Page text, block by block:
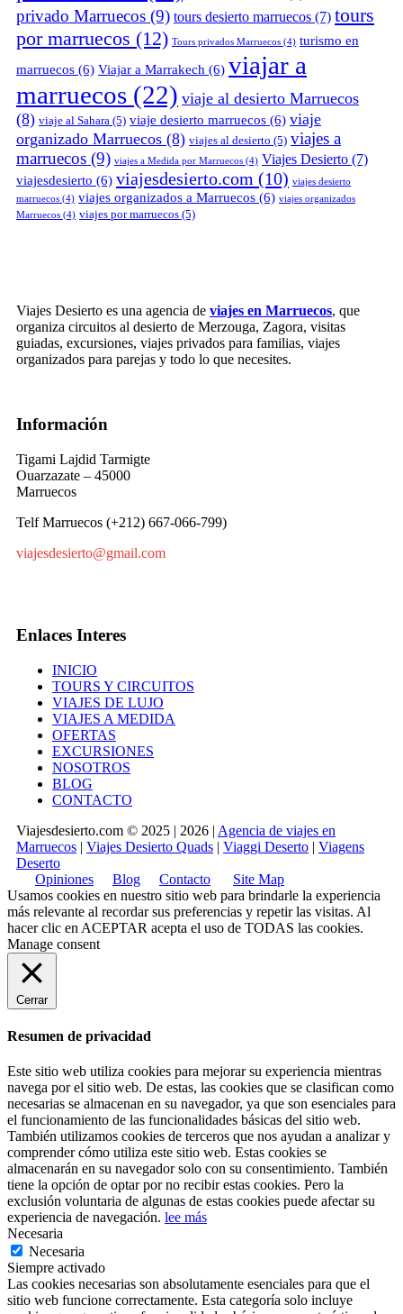
privado Marruecos (9) tours desierto marruecos (7) tours
por marruecos (12) Tours privados Marruecos (4) turismo en
marruecos (6) Viajar a Marrakech (6) viajar a
marruecos (22) viaje al desierto Marruecos
(8) viaje al Sahara (5) viaje desierto marruecos (6) viaje
organizado Marruecos (8) viajes al desierto (5) viajes a
marruecos (9) viajes a Medida por Marruecos (4) Viajes Desierto (7)
viajesdesierto (6) viajesdesierto.com (10) viajes desierto
marruecos (4) viajes organizados a Marruecos (6) viajes organizados
Marruecos (4) viajes por marruecos (5)
Viajes Desierto es una agencia de viajes en Marruecos, que
organiza circuitos al desierto de Merzouga, Zagora, visitas
guiadas, excursiones, viajes privados para familias, viajes
organizados para parejas y todo lo que necesites.
Información
Tigami Lajdid Tarmigte
Ouarzazate – 45000
Marruecos
Telf Marruecos (+212) 667-066-799)
viajesdesierto@gmail.com
Enlaces Interes
INICIO
TOURS Y CIRCUITOS
VIAJES DE LUJO
VIAJES A MEDIDA
OFERTAS
EXCURSIONES
NOSOTROS
BLOG
CONTACTO
Viajesdesierto.com © 2025 | 2026 | Agencia de viajes en
Marruecos | Viajes Desierto Quads | Viaggi Deserto | Viagens
Deserto
Opiniones
Blog Contacto
Site Map
Usamos cookies en nuestro sitio web para brindarle la experiencia
más relevante al recordar sus preferencias y repetir las visitas. Al
hacer clic en ACEPTAR acepta el uso de TODAS las cookies.
Manage consent
Cerrar
Resumen de privacidad
Este sitio web utiliza cookies para mejorar su experiencia mientras
navega por el sitio web. De estas, las cookies que se clasifican como
necesarias se almacenan en su navegador, ya que son esenciales para
el funcionamiento de las funcionalidades básicas del sitio web.
También utilizamos cookies de terceros que nos ayudan a analizar y
comprender cómo utiliza este sitio web. Estas cookies se
almacenarán en su navegador solo con su consentimiento. También
tiene la opción de optar por no recibir estas cookies. Pero la
exclusión voluntaria de algunas de estas cookies puede afectar su
experiencia de navegación. lee más
Necesaria
Necesaria
Siempre activado
Las cookies necesarias son absolutamente esenciales para que el
sitio web funcione correctamente. Esta categoría solo incluye